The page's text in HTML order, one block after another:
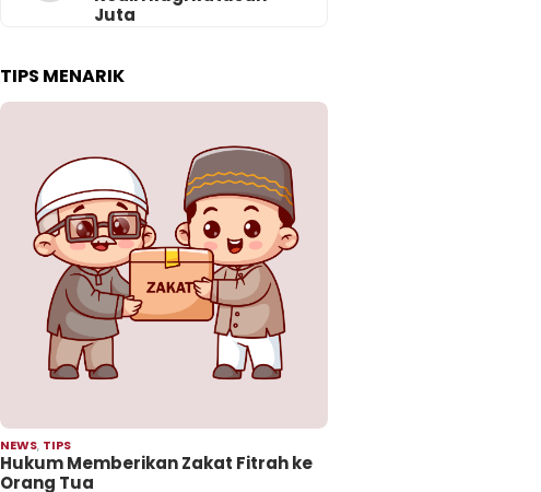
Juta
TIPS MENARIK
NEWS, TIPS
Hukum Memberikan Zakat Fitrah ke
Orang Tua